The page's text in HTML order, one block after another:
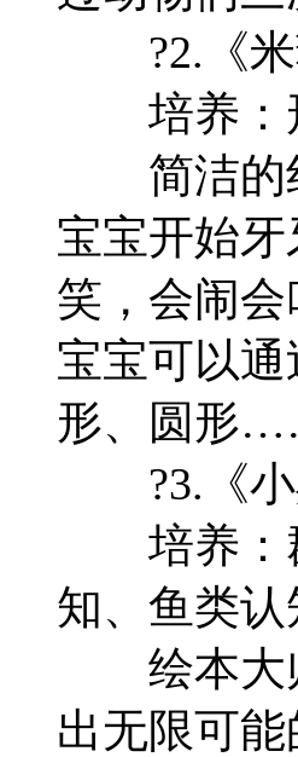
?2.《米
培养：形
简洁的线
宝宝开始
笑，会闹
宝宝可以
形、圆形
?3.《小
培养：群
知、鱼类认
绘本大师
出无限可